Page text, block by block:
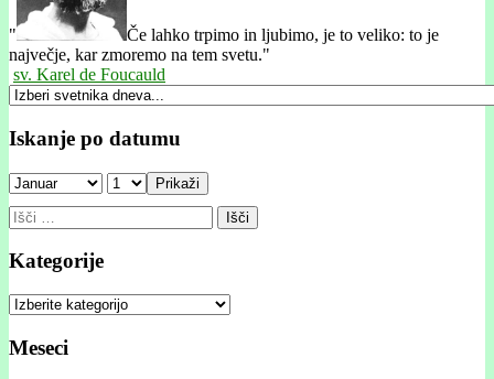
"
Če lahko trpimo in ljubimo, je to veliko: to je
največje, kar zmoremo na tem svetu."
sv. Karel de Foucauld
Iskanje po datumu
Prikaži
Išči:
Kategorije
Kategorije
Meseci